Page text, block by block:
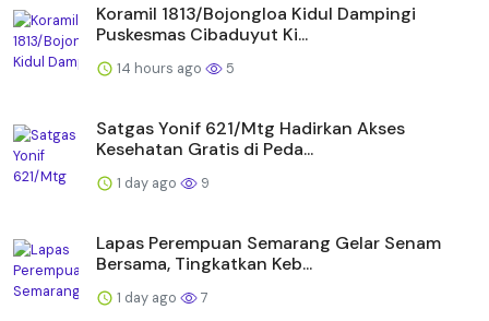
Koramil 1813/Bojongloa Kidul Dampingi
Puskesmas Cibaduyut Ki...
14 hours ago 5
Satgas Yonif 621/Mtg Hadirkan Akses
Kesehatan Gratis di Peda...
1 day ago 9
Lapas Perempuan Semarang Gelar Senam
Bersama, Tingkatkan Keb...
1 day ago 7